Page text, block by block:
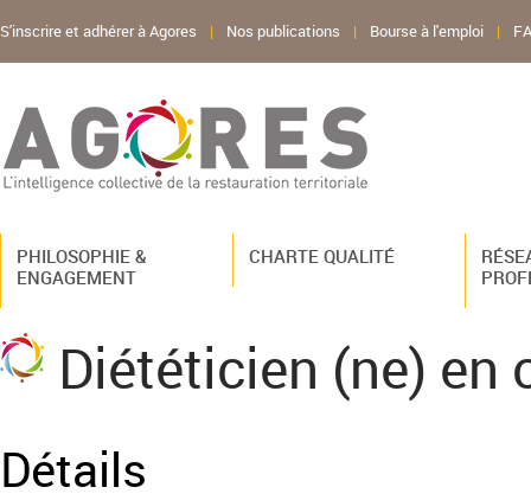
S'inscrire et adhérer à Agores | Nos publications | Bourse à l'emploi |
PHILOSOPHIE &
ENGAGEMENT
CHARTE QUALITÉ
Diététicien (ne) en
Détails